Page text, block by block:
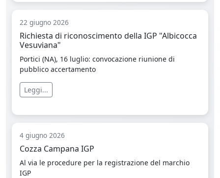
22 giugno 2026
Richiesta di riconoscimento della IGP "Albicocca
Vesuviana"
Portici (NA), 16 luglio: convocazione riunione di
pubblico accertamento
Leggi...
4 giugno 2026
Cozza Campana IGP
Al via le procedure per la registrazione del marchio
IGP